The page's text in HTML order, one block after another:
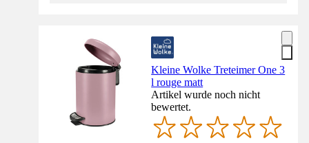
Kleine Wolke Treteimer One 3
l rouge matt
Artikel wurde noch nicht
bewertet.